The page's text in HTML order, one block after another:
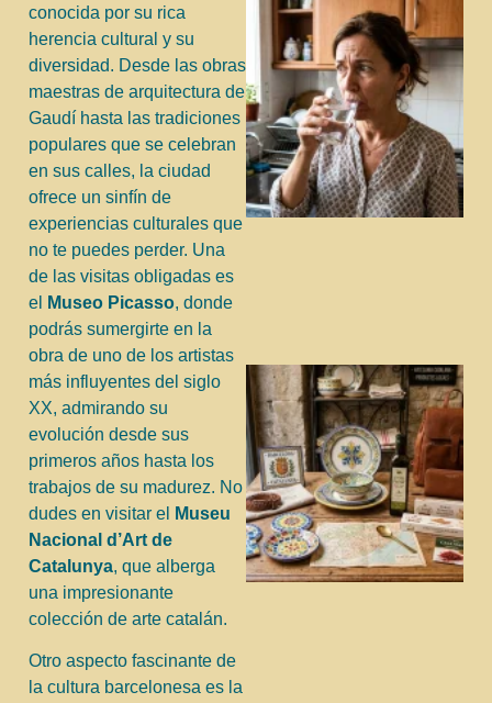
conocida por su rica
herencia cultural y su
diversidad. Desde las obras
maestras de arquitectura de
Gaudí hasta las tradiciones
populares que se celebran
en sus calles, la ciudad
ofrece un sinfín de
experiencias culturales que
no te puedes perder. Una
de las visitas obligadas es
el
Museo Picasso, donde
podrás sumergirte en la
obra de uno de los artistas
más influyentes del siglo
XX, admirando su
evolución desde sus
primeros años hasta los
trabajos de su madurez. No
dudes en visitar el
Museu
Nacional d’Art de
Catalunya, que alberga
una impresionante
colección de arte catalán.
Otro aspecto fascinante de
la cultura barcelonesa es la